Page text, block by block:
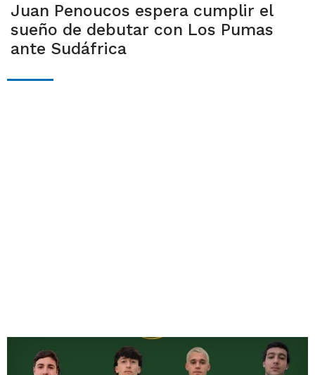
Juan Penoucos espera cumplir el
sueño de debutar con Los Pumas
ante Sudáfrica